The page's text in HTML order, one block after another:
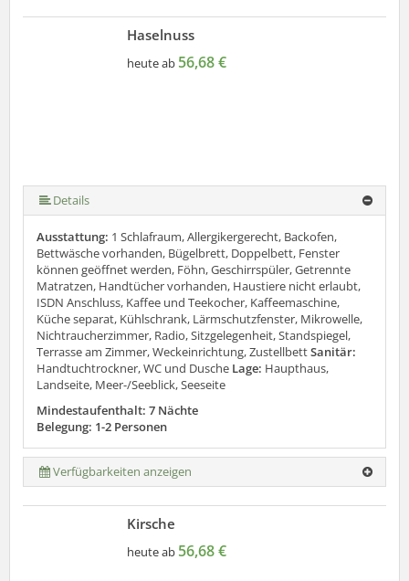
Haselnuss
heute ab 56,68 €
Details
Ausstattung: 1 Schlafraum, Allergikergerecht, Backofen,
Bettwäsche vorhanden, Bügelbrett, Doppelbett, Fenster
können geöffnet werden, Föhn, Geschirrspüler, Getrennte
Matratzen, Handtücher vorhanden, Haustiere nicht erlaubt,
ISDN Anschluss, Kaffee und Teekocher, Kaffeemaschine,
Küche separat, Kühlschrank, Lärmschutzfenster, Mikrowelle,
Nichtraucherzimmer, Radio, Sitzgelegenheit, Standspiegel,
Terrasse am Zimmer, Weckeinrichtung, ZustellbettSanitär:
Handtuchtrockner, WC und Dusche Lage: Haupthaus,
Landseite, Meer-/Seeblick, Seeseite
Mindestaufenthalt: 7 Nächte
Belegung: 1-2 Personen
Verfügbarkeiten anzeigen
Kirsche
heute ab 56,68 €